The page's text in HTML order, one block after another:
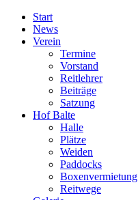
Start
News
Verein
Termine
Vorstand
Reitlehrer
Beiträge
Satzung
Hof Balte
Halle
Plätze
Weiden
Paddocks
Boxenvermietung
Reitwege